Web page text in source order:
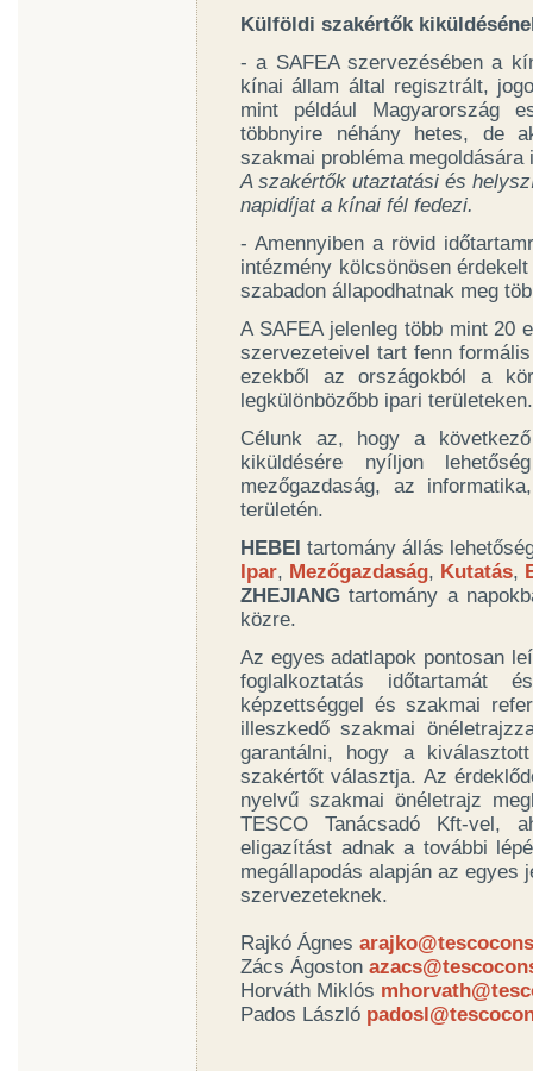
Külföldi szakértők
- a SAFEA szervezésében a
kínai állam által regisztrált,
mint például Magyarország
többnyire néhány hetes, de
szakmai probléma
A szakértők utaztatási és
napidíjat a kínai fél fedezi.
- Amennyiben a rövid
intézmény kölcsönösen
szabadon állapodhatnak meg
A SAFEA jelenleg több mint 20
szervezeteivel tart fenn
ezekből az országokból a
legkülönbözőbb ipari területeken.
Célunk az, hogy a
kiküldésére nyíljon
mezőgazdaság, az
területén.
HEBEI tartomány állás
Ipar, Mezőgazdaság, Kutatás,
ZHEJIANG tartomány a
közre.
Az egyes adatlapok pontosan
foglalkoztatás
képzettséggel és szakmai
illeszkedő szakmai
garantálni, hogy a
szakértőt választja. Az
nyelvű szakmai önéletrajz
TESCO Tanácsadó Kft-vel,
eligazítást adnak a további
megállapodás alapján az egyes
szervezeteknek.
Rajkó Ágnes
Zács Ágoston
Horváth Miklós
Pados László